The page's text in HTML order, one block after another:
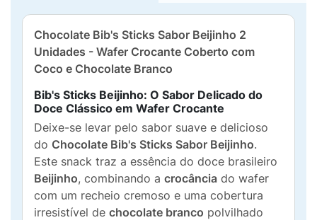
Chocolate Bib's Sticks Sabor Beijinho 2
Unidades - Wafer Crocante Coberto com
Coco e Chocolate Branco
Bib's Sticks Beijinho: O Sabor Delicado do
Doce Clássico em Wafer Crocante
Deixe-se levar pelo sabor suave e delicioso
do Chocolate Bib's Sticks Sabor Beijinho.
Este snack traz a essência do doce brasileiro
Beijinho, combinando a crocância do wafer
com um recheio cremoso e uma cobertura
irresistível de chocolate branco polvilhado